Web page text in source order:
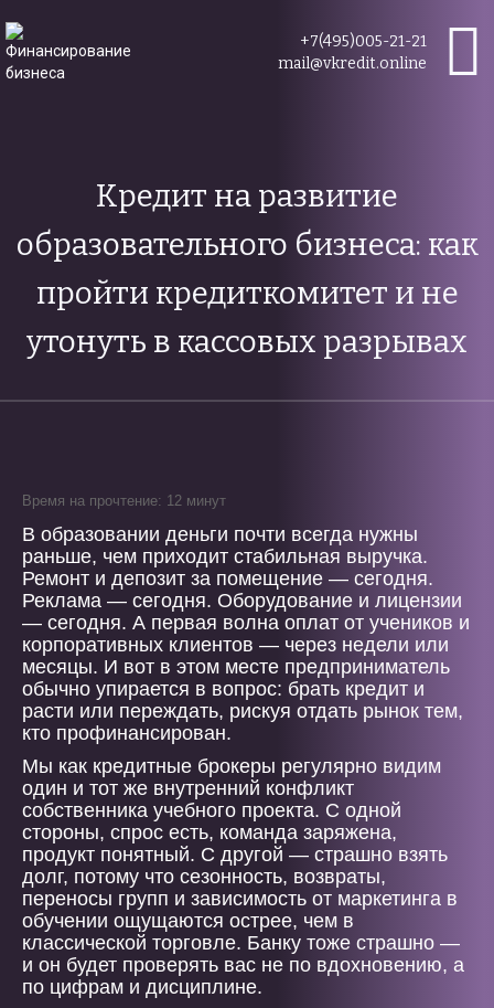
+7(495)005-21-21
mail@vkredit.online
Кредит на развитие
образовательного бизнеса: как
пройти кредиткомитет и не
утонуть в кассовых разрывах
Время на прочтение: 12 минут
В образовании деньги почти всегда нужны
раньше, чем приходит стабильная выручка.
Ремонт и депозит за помещение — сегодня.
Реклама — сегодня. Оборудование и лицензии
— сегодня. А первая волна оплат от учеников и
корпоративных клиентов — через недели или
месяцы. И вот в этом месте предприниматель
обычно упирается в вопрос: брать кредит и
расти или переждать, рискуя отдать рынок тем,
кто профинансирован.
Мы как кредитные брокеры регулярно видим
один и тот же внутренний конфликт
собственника учебного проекта. С одной
стороны, спрос есть, команда заряжена,
продукт понятный. С другой — страшно взять
долг, потому что сезонность, возвраты,
переносы групп и зависимость от маркетинга в
обучении ощущаются острее, чем в
классической торговле. Банку тоже страшно —
и он будет проверять вас не по вдохновению, а
по цифрам и дисциплине.